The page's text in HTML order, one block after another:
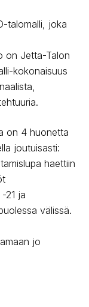
talomalli, joka
on Jetta-Talon
kokonaisuus
on 4 huonetta
joutuisasti:
haettiin
21 ja
välissä.
jo